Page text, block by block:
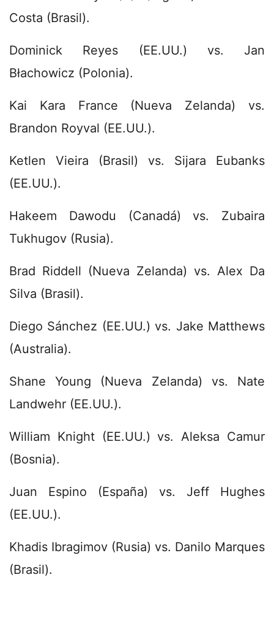
Costa (Brasil).
Dominick Reyes (EE.UU.) vs. Jan
Błachowicz (Polonia).
Kai Kara France (Nueva Zelanda) vs.
Brandon Royval (EE.UU.).
Ketlen Vieira (Brasil) vs. Sijara Eubanks
(EE.UU.).
Hakeem Dawodu (Canadá) vs. Zubaira
Tukhugov (Rusia).
Brad Riddell (Nueva Zelanda) vs. Alex Da
Silva (Brasil).
Diego Sánchez (EE.UU.) vs. Jake Matthews
(Australia).
Shane Young (Nueva Zelanda) vs. Nate
Landwehr (EE.UU.).
William Knight (EE.UU.) vs. Aleksa Camur
(Bosnia).
Juan Espino (España) vs. Jeff Hughes
(EE.UU.).
Khadis Ibragimov (Rusia) vs. Danilo Marques
(Brasil).